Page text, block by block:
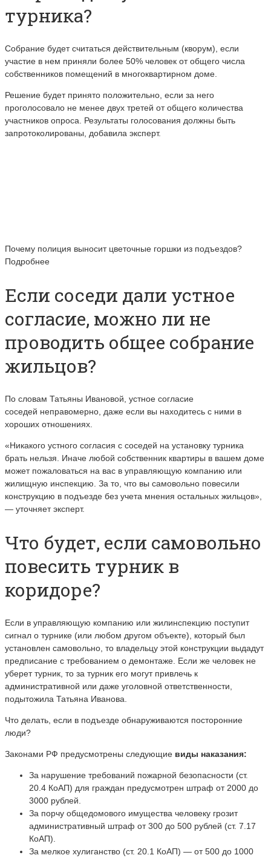
турника?
Собрание будет считаться действительным (кворум), если
участие в нем приняли более 50% человек от общего числа
собственников помещений в многоквартирном доме.
Решение будет принято положительно, если за него
проголосовало не менее двух третей от общего количества
участников опроса. Результаты голосования должны быть
запротоколированы, добавила эксперт.
Почему полиция выносит цветочные горшки из подъездов?
Подробнее
Если соседи дали устное
согласие, можно ли не
проводить общее собрание
жильцов?
По словам Татьяны Ивановой, устное согласие
соседей неправомерно, даже если вы находитесь с ними в
хороших отношениях.
«Никакого устного согласия с соседей на установку турника
брать нельзя. Иначе любой собственник квартиры в вашем доме
может пожаловаться на вас в управляющую компанию или
жилищную инспекцию. За то, что вы самовольно повесили
конструкцию в подъезде без учета мнения остальных жильцов»,
— уточняет эксперт.
Что будет, если самовольно
повесить турник в
коридоре?
Если в управляющую компанию или жилинспекцию поступит
сигнал о турнике (или любом другом объекте), который был
установлен самовольно, то владельцу этой конструкции выдадут
предписание с требованием о демонтаже. Если же человек не
уберет турник, то за турник его могут привлечь к
административной или даже уголовной ответственности,
подытожила Татьяна Иванова.
Что делать, если в подъезде обнаруживаются посторонние
люди?
Законами РФ предусмотрены следующие виды наказания:
За нарушение требований пожарной безопасности (ст.
20.4 КоАП) для граждан предусмотрен штраф от 2000 до
3000 рублей.
За порчу общедомового имущества человеку грозит
административный штраф от 300 до 500 рублей (ст. 7.17
КоАП).
За мелкое хулиганство (ст. 20.1 КоАП) — от 500 до 1000